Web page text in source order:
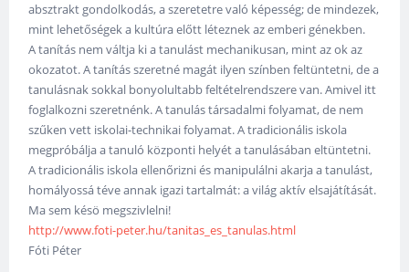
absztrakt gondolkodás, a szeretetre való képesség; de mindezek,
mint lehetőségek a kultúra előtt léteznek az emberi génekben.
A tanítás nem váltja ki a tanulást mechanikusan, mint az ok az
okozatot. A tanítás szeretné magát ilyen színben feltüntetni, de a
tanulásnak sokkal bonyolultabb feltételrendszere van. Amivel itt
foglalkozni szeretnénk. A tanulás társadalmi folyamat, de nem
szűken vett iskolai-technikai folyamat. A tradicionális iskola
megpróbálja a tanuló központi helyét a tanulásában eltüntetni.
A tradicionális iskola ellenőrizni és manipulálni akarja a tanulást,
homályossá téve annak igazi tartalmát: a világ aktív elsajátítását.
Ma sem késö megszivlelni!
http://www.foti-peter.hu/tanitas_es_tanulas.html
Fóti Péter